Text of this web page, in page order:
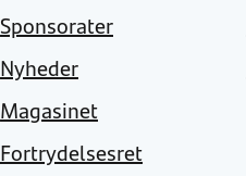
Sponsorater
Nyheder
Magasinet
Fortrydelsesret